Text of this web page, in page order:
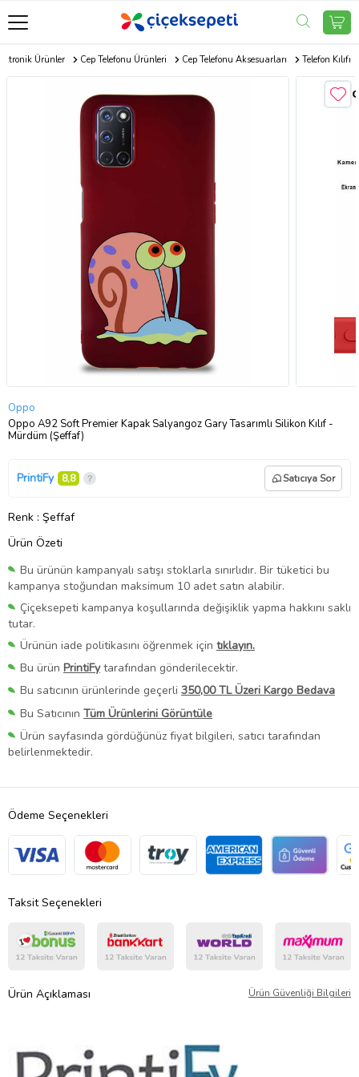
Ürünler Cep Telefonu Ürünleri Cep Telefonu Aksesuarları Telefon Kılıfı
Oppo
Oppo A92 Soft Premier Kapak Salyangoz Gary Tasarımlı Silikon Kılıf -
Mürdüm (Şeffaf)
PrintiFy 8,8 Satıcıya Sor
Renk : Şeffaf
Ürün Özeti
Bu ürünün kampanyalı satışı stoklarla sınırlıdır. Bir tüketici bu
kampanya stoğundan maksimum 10 adet satın alabilir.
Çiçeksepeti kampanya koşullarında değişiklik yapma hakkını saklı
tutar.
Ürünün iade politikasını öğrenmek için tıklayın.
Bu ürün PrintiFytarafından gönderilecektir.
Bu satıcının ürünlerinde geçerli 350,00 TL Üzeri Kargo Bedava
Bu Satıcının Tüm Ürünlerini Görüntüle
Ürün sayfasında gördüğünüz fiyat bilgileri, satıcı tarafından
belirlenmektedir.
Ödeme Seçenekleri
Taksit Seçenekleri
Ürün Açıklaması Ürün Güvenliği Bilgileri